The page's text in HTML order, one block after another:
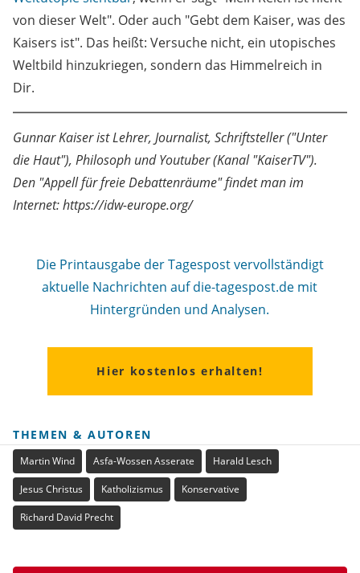
von dieser Welt". Oder auch "Gebt dem Kaiser, was des
Kaisers ist". Das heißt: Versuche nicht, ein utopisches
Weltbild hinzukriegen, sondern das Himmelreich in
Dir.
Gunnar Kaiser ist Lehrer, Journalist, Schriftsteller ("Unter
die Haut"), Philosoph und Youtuber (Kanal "KaiserTV").
Den "Appell für freie Debattenräume" findet man im
Internet: https://idw-europe.org/
Die Printausgabe der Tagespost vervollständigt
aktuelle Nachrichten auf die-tagespost.de mit
Hintergründen und Analysen.
Hier kostenlos erhalten!
THEMEN & AUTOREN
Martin Wind Asfa-Wossen Asserate Harald Lesch
Jesus Christus Katholizismus Konservative
Richard David Precht